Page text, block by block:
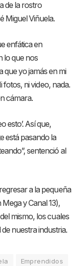
de la rostro
Miguel Viñuela.
enfática en
lo que nos
yo jamás en mi
fotos, ni video, nada.
cámara.
esto’. Así que,
está pasando la
sentenció al
a la pequeña
y Canal 13),
mismo, los cuales
nuestra industria.
Emprendidos